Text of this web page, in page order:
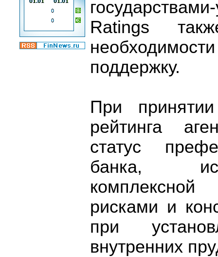
Ratings
поддержку.
При
рейтинга
статус
банка,
рисками и
при
внутренних